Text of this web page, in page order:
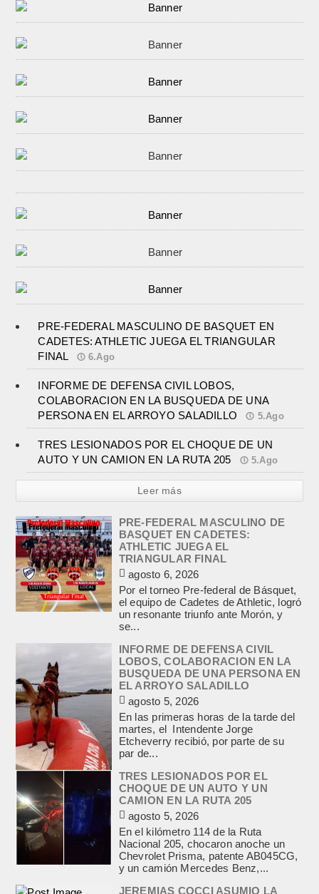
PRE-FEDERAL MASCULINO DE BASQUET EN
CADETES: ATHLETIC JUEGA EL TRIANGULAR
FINAL
6.Ago
INFORME DE DEFENSA CIVIL LOBOS,
COLABORACION EN LA BUSQUEDA DE UNA
PERSONA EN EL ARROYO SALADILLO
5.Ago
TRES LESIONADOS POR EL CHOQUE DE UN
AUTO Y UN CAMION EN LA RUTA 205
5.Ago
Leer más
PRE-FEDERAL MASCULINO DE
BASQUET EN CADETES:
ATHLETIC JUEGA EL
TRIANGULAR FINAL
agosto 6, 2026
Por el torneo Pre-federal de Básquet,
el equipo de Cadetes de Athletic, logró
un resonante triunfo ante Morón, y
se...
INFORME DE DEFENSA CIVIL
LOBOS, COLABORACION EN LA
BUSQUEDA DE UNA PERSONA EN
EL ARROYO SALADILLO
agosto 5, 2026
En las primeras horas de la tarde del
martes, el Intendente Jorge
Etcheverry recibió, por parte de su
par de...
TRES LESIONADOS POR EL
CHOQUE DE UN AUTO Y UN
CAMION EN LA RUTA 205
agosto 5, 2026
En el kilómetro 114 de la Ruta
Nacional 205, chocaron anoche un
Chevrolet Prisma, patente AB045CG,
y un camión Mercedes Benz,...
JEREMIAS COCCI ASUMIO LA